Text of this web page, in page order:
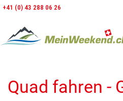
+41 (0) 43 288 06 26
Quad fahren -